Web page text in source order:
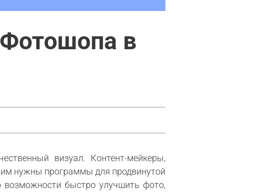
в
визуал. Контент-мейкеры,
нужны программы для продвинутой
возможности быстро улучшить фото,